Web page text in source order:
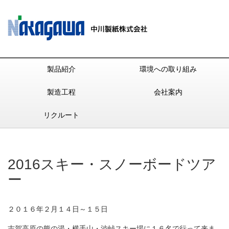
製品紹介 環境への取り組み
製造工程 会社案内
リクルート
2016スキー・スノーボードツア
ー
２０１６年２月１４日～１５日